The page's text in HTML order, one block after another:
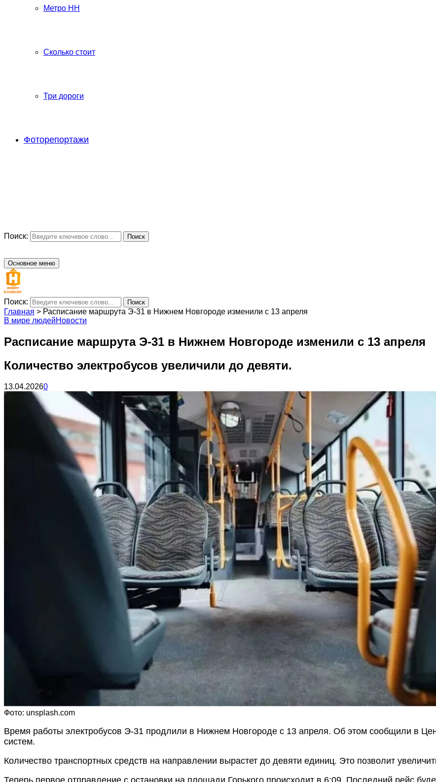
Метро НН
Сколько стоит
Три дороги
Фоторепортажи
Поиск: Поиск
Основное меню
Поиск: Поиск
Главная > Расписание маршрута Э-31 в Нижнем Новгороде изменили с 13 апреля
В мире людейНовости
Расписание маршрута Э-31 в Нижнем Новгороде изменили с 13 апреля
Количество электробусов увеличили до девяти.
13.04.20260
Фото: unsplash.com
Время работы электробусов Э-31 продлили в Нижнем Новгороде с 13 апреля. Об этом сообщили в
систем.
Количество транспортных средств на направлении вырастет до девяти единиц. Это позволит
Теперь первое отправление с остановки на площади Горького происходит в 6:09. Последний рейс